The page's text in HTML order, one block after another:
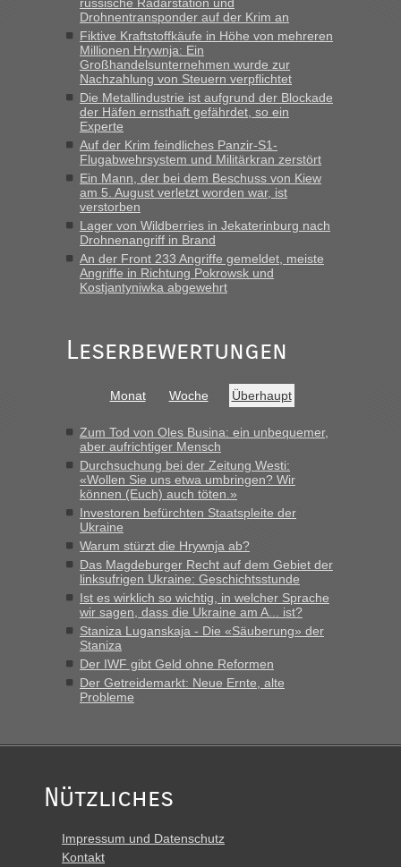
Recht, Visa und Dokumente • Deklaration
gebrauchter Kleidung beim Zoll
„Hallo Leute, ich weiß nicht, ob ich hier richtig bin mit meiner
Anfrage. Ich möchte 4 Umzugskartons mit gebrauchter
Straßen Kleidung bei der Einreise in die Ukraine
mitnehmen. Es ist gebrauchte Kleidung...“
Berichte und Reisetipps • Re: An welchem
Grenzübergang zwischen Polen und der Ukraine geht es am
schnellsten?
„Wir sind mit unserem Wohnmobil, wie geplant am Montag
15.6. in Krakovets rüber. Sehr zeitig los gegen 5 Uhr in der
Früh. Mit sehr sehr wenig Verkehr, super bis zur Grenze. Nur
8 PKW vor der Schranke....“
Berichte und Reisetipps • Re: An welchem
Grenzübergang zwischen Polen und der Ukraine geht es am
„Gestern 6 Stunden warten vor der Grenze Richtung Polen
in Krakowez mit dem Kleinbus. Abfertigung ging dann
Berichte und Reisetipps • Re: An welchem
Grenzübergang zwischen Polen und der Ukraine geht es am
schnellsten?
„Bin am Montag 15.6.26 um 8 Uhr in Urgyniw ausgereist,
das erste Mal an einem Montagmorgen ca. 15 Fahrzeuge
vor mir, bin sonst der Erste oder Zweite, egal, nach ca 20
Minuten wurde dann die nächste Welle...“
Berichte und Reisetipps • Re: An welchem
Grenzübergang zwischen Polen und der Ukraine geht es am
schnellsten?
„Derzeit, ist es überall sehr voll an den Grenzen Ukraine/
Polen. Zb. Krakovets 100 PKW ca. 10 h Wartezeit. Wollen
Montag rüber, versuchen es sehr früh.“
Drohnentransponder auf der Krim an
Fiktive Kraftstoffkäufe in Höhe von mehreren
Millionen Hrywnja: Ein
Großhandelsunternehmen wurde zur
Nachzahlung von Steuern verpflichtet
Die Metallindustrie ist aufgrund der Blockade
der Häfen ernsthaft gefährdet, so ein
Experte
Auf der Krim feindliches Panzir-S1-
Flugabwehrsystem und Militärkran zerstört
Ein Mann, der bei dem Beschuss von Kiew
am 5. August verletzt worden war, ist
verstorben
Lager von Wildberries in Jekaterinburg nach
Drohnenangriff in Brand
An der Front 233 Angriffe gemeldet, meiste
Angriffe in Richtung Pokrowsk und
Kostjantyniwka abgewehrt
Leserbewertungen
Monat Woche Überhaupt
Zum Tod von Oles Busina: ein unbequemer,
aber aufrichtiger Mensch
Durchsuchung bei der Zeitung Westi:
«Wollen Sie uns etwa umbringen? Wir
können (Euch) auch töten.»
Investoren befürchten Staatspleite der
Ukraine
Warum stürzt die Hrywnja ab?
Das Magdeburger Recht auf dem Gebiet der
linksufrigen Ukraine: Geschichtsstunde
Ist es wirklich so wichtig, in welcher Sprache
wir sagen, dass die Ukraine am A... ist?
Staniza Luganskaja - Die «Säuberung» der
Staniza
Der IWF gibt Geld ohne Reformen
Der Getreidemarkt: Neue Ernte, alte
Probleme
Nützliches
Impressum und Datenschutz
Kontakt